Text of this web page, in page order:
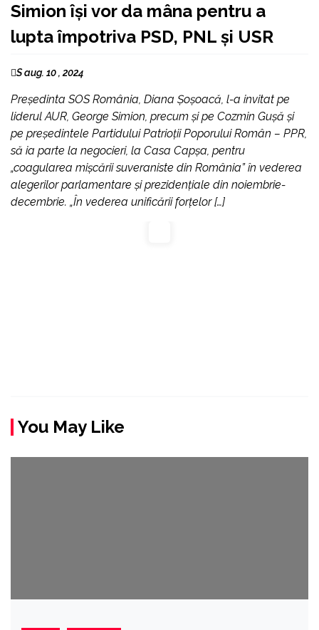
Simion își vor da mâna pentru a
lupta împotriva PSD, PNL și USR
S aug. 10 , 2024
Președinta SOS România, Diana Șoșoacă, l-a invitat pe
liderul AUR, George Simion, precum și pe Cozmin Gușă și
pe președintele Partidului Patrioții Poporului Român – PPR,
să ia parte la negocieri, la Casa Capșa, pentru
„coagularea mișcării suveraniste din România” în vederea
alegerilor parlamentare și prezidențiale din noiembrie-
decembrie. „În vederea unificării forțelor […]
You May Like